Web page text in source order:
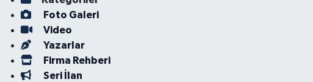
Foto Galeri
Video
Yazarlar
Firma Rehberi
Seri İlan